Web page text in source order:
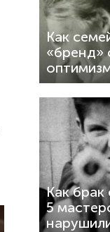
Как
«бренд»
Как брак
5